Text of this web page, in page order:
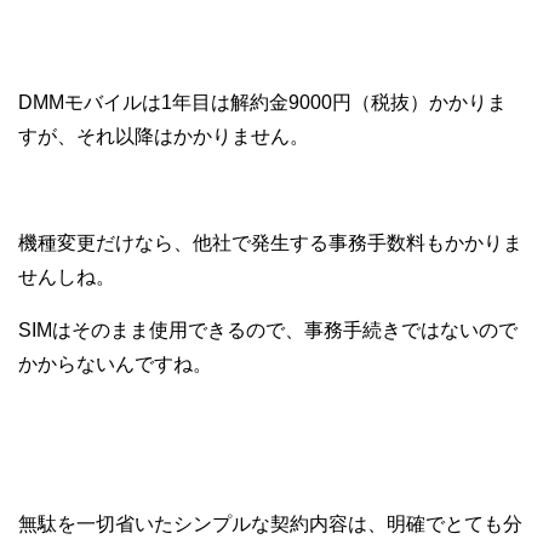
DMMモバイルは1年目は解約金9000円（税抜）かかりま
すが、それ以降はかかりません。
機種変更だけなら、他社で発生する事務手数料もかかりま
せんしね。
SIMはそのまま使用できるので、事務手続きではないので
かからないんですね。
無駄を一切省いたシンプルな契約内容は、明確でとても分